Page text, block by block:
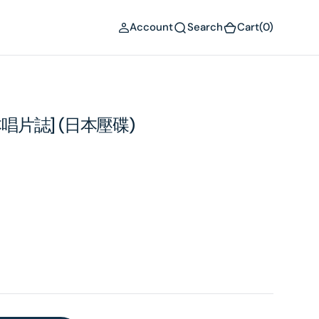
Account Search Cart(0)
片誌] (日本壓碟)